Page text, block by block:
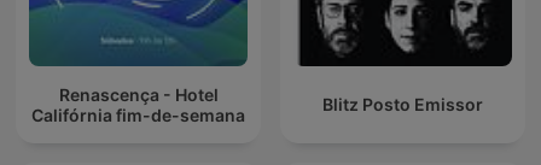
Renascença - Hotel
Califórnia fim-de-semana
Blitz Posto Emissor